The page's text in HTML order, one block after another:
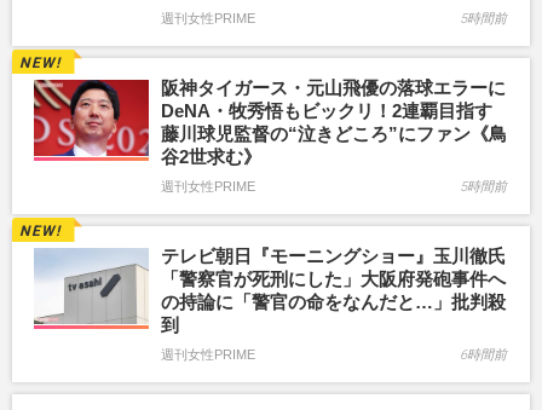
週刊女性PRIME 5時間前
阪神タイガース・元山飛優の落球エラーに
DeNA・牧秀悟もビックリ！2連覇目指す
藤川球児監督の“泣きどころ”にファン《鳥
谷2世求む》
週刊女性PRIME 5時間前
テレビ朝日『モーニングショー』玉川徹氏
「警察官が死刑にした」大阪府発砲事件へ
の持論に「警官の命をなんだと…」批判殺
到
週刊女性PRIME 6時間前